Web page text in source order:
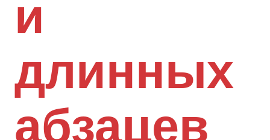
и
длинных
абзацев